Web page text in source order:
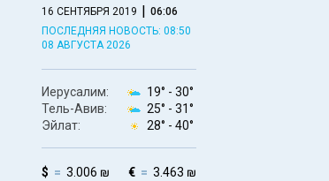
16 СЕНТЯБРЯ 2019 | 06:06
ПОСЛЕДНЯЯ НОВОСТЬ: 08:50
08 АВГУСТА 2026
Иерусалим: 19° - 30°
Тель-Авив:
25° - 31°
Эйлат:
28° - 40°
$ 3.006 ₪ € 3.463 ₪